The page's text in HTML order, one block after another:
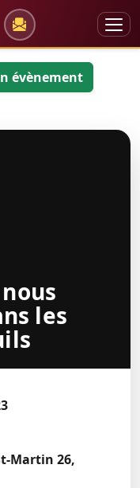
évènement
les
Martin 26,